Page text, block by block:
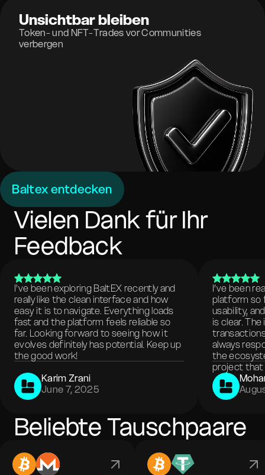
Unsichtbar bleiben
Token- und NFT-Trades vor Communities
verbergen
Baltex entdecken
Vielen Dank für Ihr
Feedback
I've been exploring BaltEX recently and
really like the clean interface and how
easy it is to navigate. Everything loads
fast and the platform feels reliable so
far. Looking forward to seeing how it
evolves definitely has potential. Keep up
the good work!
Karim Zrani
June 7, 2025
I’ve been
platform so
usability,
is clear.
always
the
project that
Beliebte Tauschpaare